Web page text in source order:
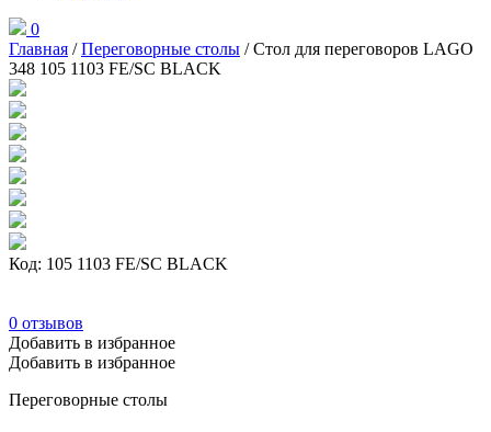
0
Главная /Переговорные столы / Стол для переговоров LAGO
348 105 1103 FE/SC BLACK
Код: 105 1103 FE/SC BLACK
0 отзывов
Добавить в избранное
Добавить в избранное
Переговорные столы